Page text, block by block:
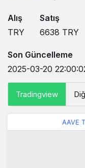
Alış
TRY
Satış
6638 TRY
Son Güncelleme
2025-03-20
Tradingview
AAVE